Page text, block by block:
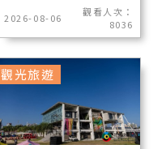
2026-08-06
觀看人次：
8036
觀光旅遊